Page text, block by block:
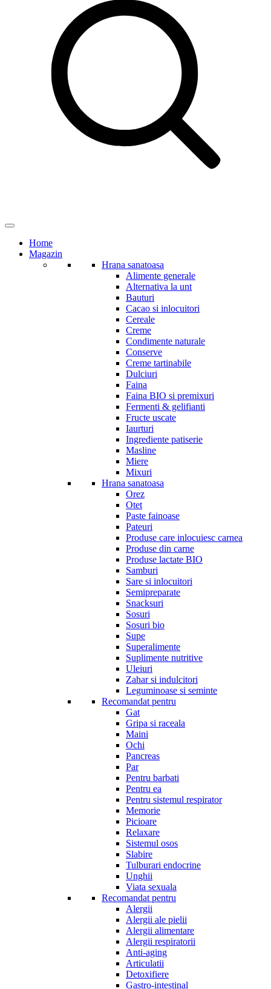
Home
Magazin
Hrana sanatoasa
Alimente generale
Alternativa la unt
Bauturi
Cacao si inlocuitori
Cereale
Creme
Condimente naturale
Conserve
Creme tartinabile
Dulciuri
Faina
Faina BIO si premixuri
Fermenti & gelifianti
Fructe uscate
Iaurturi
Ingrediente patiserie
Masline
Miere
Mixuri
Hrana sanatoasa
Orez
Otet
Paste fainoase
Pateuri
Produse care inlocuiesc carnea
Produse din carne
Produse lactate BIO
Samburi
Sare si inlocuitori
Semipreparate
Snacksuri
Sosuri
Sosuri bio
Supe
Superalimente
Suplimente nutritive
Uleiuri
Zahar si indulcitori
Leguminoase si seminte
Recomandat pentru
Gat
Gripa si raceala
Maini
Ochi
Pancreas
Par
Pentru barbati
Pentru ea
Pentru sistemul respirator
Memorie
Picioare
Relaxare
Sistemul osos
Slabire
Tulburari endocrine
Unghii
Viata sexuala
Recomandat pentru
Alergii
Alergii ale pielii
Alergii alimentare
Alergii respiratorii
Anti-aging
Articulatii
Detoxifiere
Gastro-intestinal